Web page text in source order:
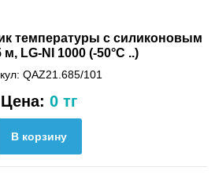
температуры с силиконовым
LG-NI 1000 (-50°C ..)
QAZ21.685/101
Цена: 0 тг